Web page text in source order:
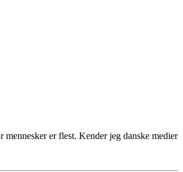
er flest. Kender jeg danske medier